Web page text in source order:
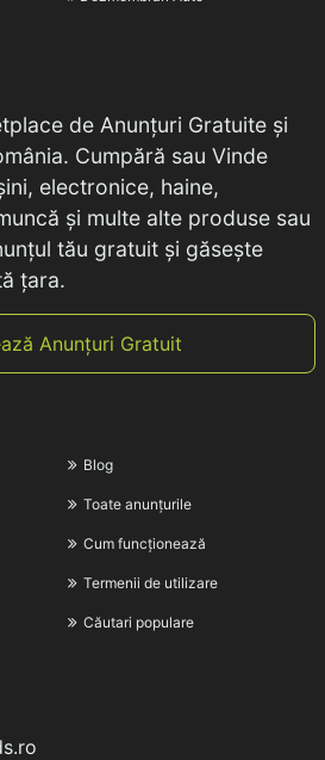
de Anunțuri Gratuite și
Cumpără sau Vinde
electronice, haine,
și multe alte produse sau
tău gratuit și găsește
țara.
Anunțuri Gratuit
Blog
Toate anunțurile
Cum funcționează
Termenii de utilizare
Căutari populare